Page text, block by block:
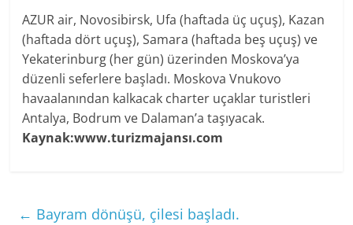
AZUR air, Novosibirsk, Ufa (haftada üç uçuş), Kazan
(haftada dört uçuş), Samara (haftada beş uçuş) ve
Yekaterinburg (her gün) üzerinden Moskova’ya
düzenli seferlere başladı. Moskova Vnukovo
havaalanından kalkacak charter uçaklar turistleri
Antalya, Bodrum ve Dalaman’a taşıyacak.
Kaynak:www.turizmajansı.com
← Bayram dönüşü, çilesi başladı.